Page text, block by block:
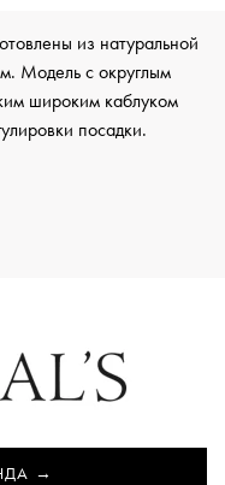
из натуральной
Модель с округлым
широким каблуком
посадки.